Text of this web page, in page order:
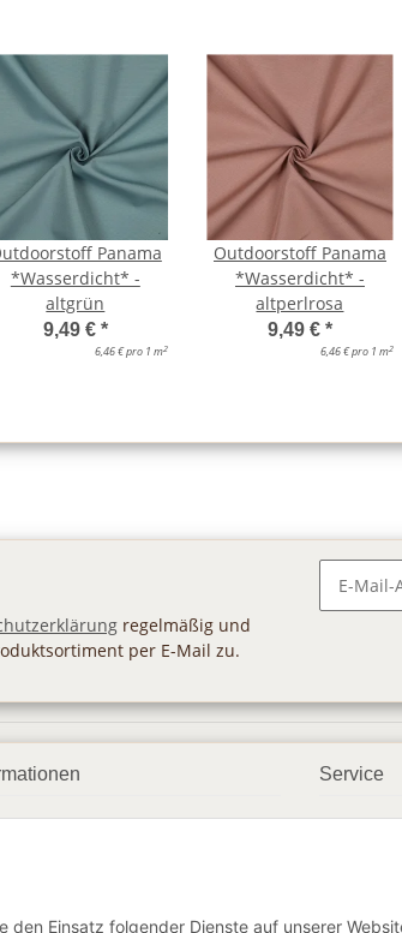
Panama
*Wasserdicht* -
altgrün
9,49 € *
6,46 € pro 1 m2
Outdoorstoff Panama
*Wasserdicht* -
altperlrosa
9,49 € *
6,46 € pro 1 m2
regelmäßig und
per E-Mail zu.
Service
den Einsatz folgender Dienste auf unserer